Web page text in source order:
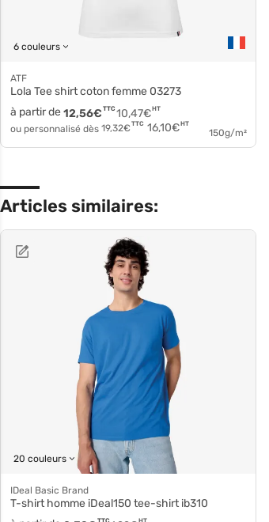
6 couleurs
ATF
Lola Tee shirt coton femme 03273
à partir de
10,47€HT
12,56€ TTC
ou personnalisé dès 19,32€ TTC 16,10€HT
150g/m²
Articles similaires:
20 couleurs
iDeal Basic Brand
T-shirt homme iDeal150 tee-shirt ib310